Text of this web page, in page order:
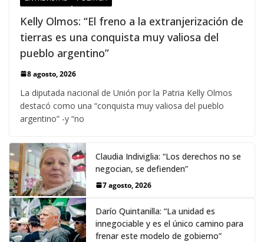
Kelly Olmos: “El freno a la extranjerización de
tierras es una conquista muy valiosa del
pueblo argentino”
8 agosto, 2026
La diputada nacional de Unión por la Patria Kelly Olmos
destacó como una “conquista muy valiosa del pueblo
argentino” -y “no
Claudia Indiviglia: “Los derechos no se
negocian, se defienden”
7 agosto, 2026
Darío Quintanilla: “La unidad es
innegociable y es el único camino para
frenar este modelo de gobierno”